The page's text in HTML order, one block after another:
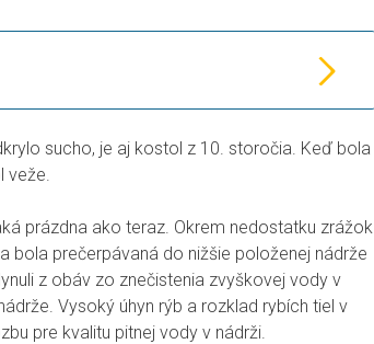
sucho, je aj kostol z 10. storočia. Keď bola
veže.
prázdna ako teraz. Okrem nedostatku zrážok
bola prečerpávaná do nižšie položenej nádrže
z obáv zo znečistenia zvyškovej vody v
Vysoký úhyn rýb a rozklad rybích tiel v
pre kvalitu pitnej vody v nádrži.